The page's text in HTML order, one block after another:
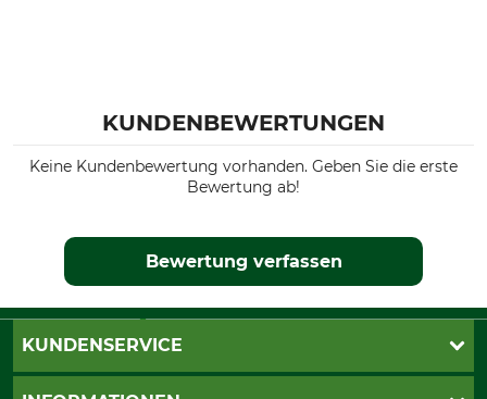
KUNDENBEWERTUNGEN
Keine Kundenbewertung vorhanden. Geben Sie die erste
Bewertung ab!
Bewertung verfassen
KUNDENSERVICE
Katalogbestellung